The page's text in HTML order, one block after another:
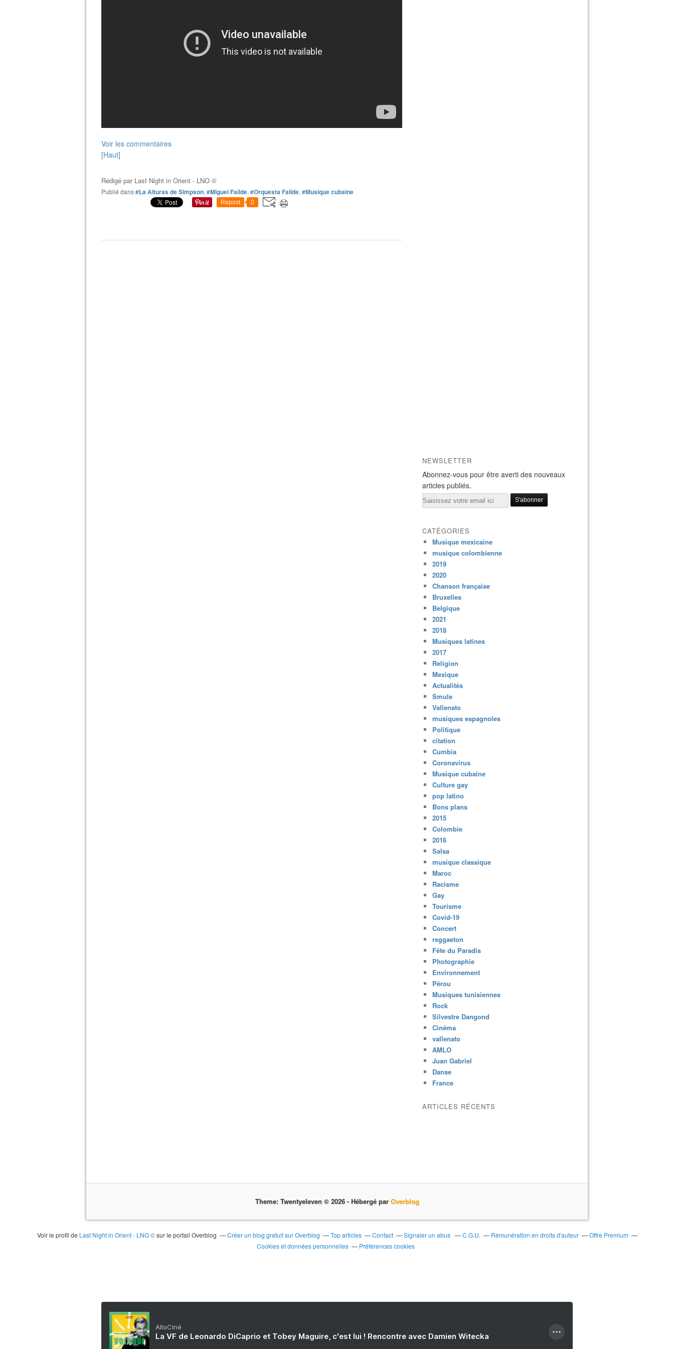
Voir les commentaires
[Haut]
Rédigé par Last Night in Orient - LNO ©
Publié dans#La Alturas de Simpson, #Miguel Faílde, #Orquesta Failde, #Musique cubaine
Repost 0
NEWSLETTER
Abonnez-vous pour être averti des nouveaux
articles publiés.
Email
CATÉGORIES
Musique mexicaine
musique colombienne
2019
2020
Chanson française
Bruxelles
Belgique
2021
2018
Musiques latines
2017
Religion
Mexique
Actualités
Smule
Vallenato
musiques espagnoles
Politique
citation
Cumbia
Coronavirus
Musique cubaine
Culture gay
pop latino
Bons plans
2015
Colombie
2016
Salsa
musique classique
Maroc
Racisme
Gay
Tourisme
Covid-19
Concert
reggaeton
Fête du Paradis
Photographie
Environnement
Pérou
Musiques tunisiennes
Rock
Silvestre Dangond
Cinéma
vallenato
AMLO
Juan Gabriel
Danse
France
ARTICLES RÉCENTS
Theme: Twentyeleven © 2026 - Hébergé par Overblog
Voir le profil de Last Night in Orient - LNO ©sur le portail Overblog Créer un blog gratuit sur Overblog Top articles Contact Signaler un abus C.G.U. Rémunération en droits d'auteur
Offre Premium
Cookies et données personnelles
Préférences cookies
AlloCiné
La VF de Leonardo DiCaprio et Tobey Maguire, c'est lui ! Rencontre avec Damien Witecka